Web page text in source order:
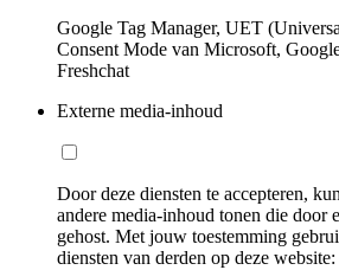
Google Tag Manager, UET
Consent Mode van Microsoft,
Freshchat
Externe media-inhoud
Door deze diensten te accepteren,
andere media-inhoud tonen die door
gehost. Met jouw toestemming
diensten van derden op deze website: